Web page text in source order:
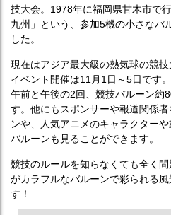
技大会。1978年に福岡県甘木市で
九州」という、参加5機の小さなバ
した。
現在はアジア最大級の熱気球の競
イベント開催は11月1日～5日です
午前と午後の2回、競技バルーン約
す。他にもスポンサーや報道関係
ンや、人気アニメのキャラクター
バルーンも見ることができます。
競技のルールを知らなくても全く
がカラフルなバルーンで彩られる
す！